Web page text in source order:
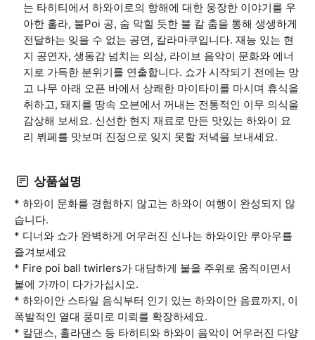
는 타히티에서 하와이로의 항해에 대한 웅장한 이야기를 우
아한 훌라, 불Poi 공, 숨 막힐 듯한 불 칼 춤을 통해 생생하게
전달하는 잊을 수 없는 공연, 칼라마쿠입니다. 재능 있는 현
지 공연자, 생동감 넘치는 의상, 라이브 음악이 문화와 에너
지로 가득한 분위기를 연출합니다. 쇼가 시작되기 전에는 망
고 나무 아래 오픈 바에서 상쾌한 마이타이를 마시며 휴식을
취하고, 돼지를 땅속 오븐에서 꺼내는 전통적인 이무 의식을
감상해 보세요. 신선한 현지 재료로 만든 맛있는 하와이 요
리 뷔페를 맛보며 진정으로 잊지 못할 저녁을 보내세요.
상품설명
* 하와이 문화를 경험하지 않고는 하와이 여행이 완성되지 않
습니다.
* 디너와 쇼가 완벽하게 어우러진 신나는 하와이안 루아우를
즐겨보세요
* Fire poi ball twirlers가 대담하게 불을 주위로 움직이면서
불에 가까이 다가가십시오.
* 하와이안 스타일 음식부터 인기 있는 하와이안 음료까지, 이
폭발적인 열대 풍미로 미뢰를 확장하세요.
* 칼댄스, 훌라댄스 등 타히티와 하와이 음악이 어우러진 다양